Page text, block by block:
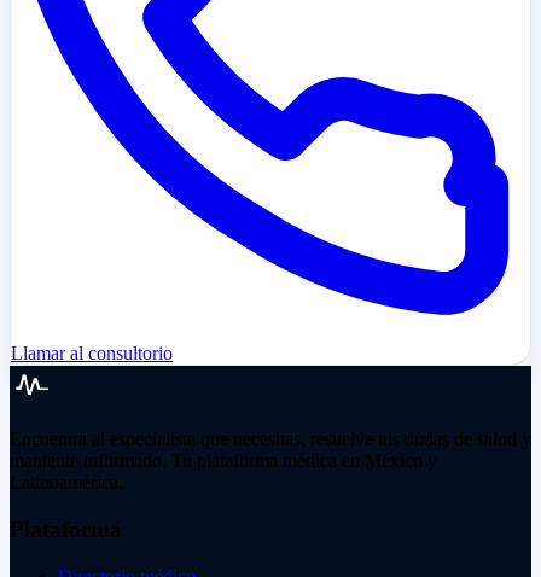
Llamar al consultorio
Encuentra al especialista que necesitas, resuelve tus dudas de salud y
mantente informado. Tu plataforma médica en México y
Latinoamérica.
Plataforma